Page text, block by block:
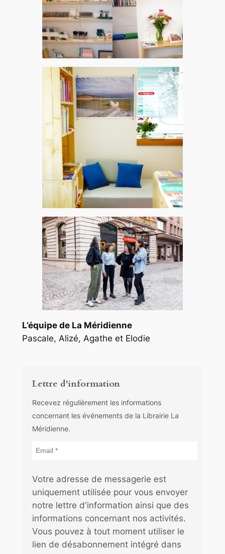
L’équipe de La Méridienne
Pascale, Alizé, Agathe et Elodie
Lettre d'information
Recevez régulièrement les informations
concernant les événements de la Librairie La
Méridienne.
Votre adresse de messagerie est
uniquement utilisée pour vous envoyer
notre lettre d'information ainsi que des
informations concernant nos activités.
Vous pouvez à tout moment utiliser le
lien de désabonnement intégré dans